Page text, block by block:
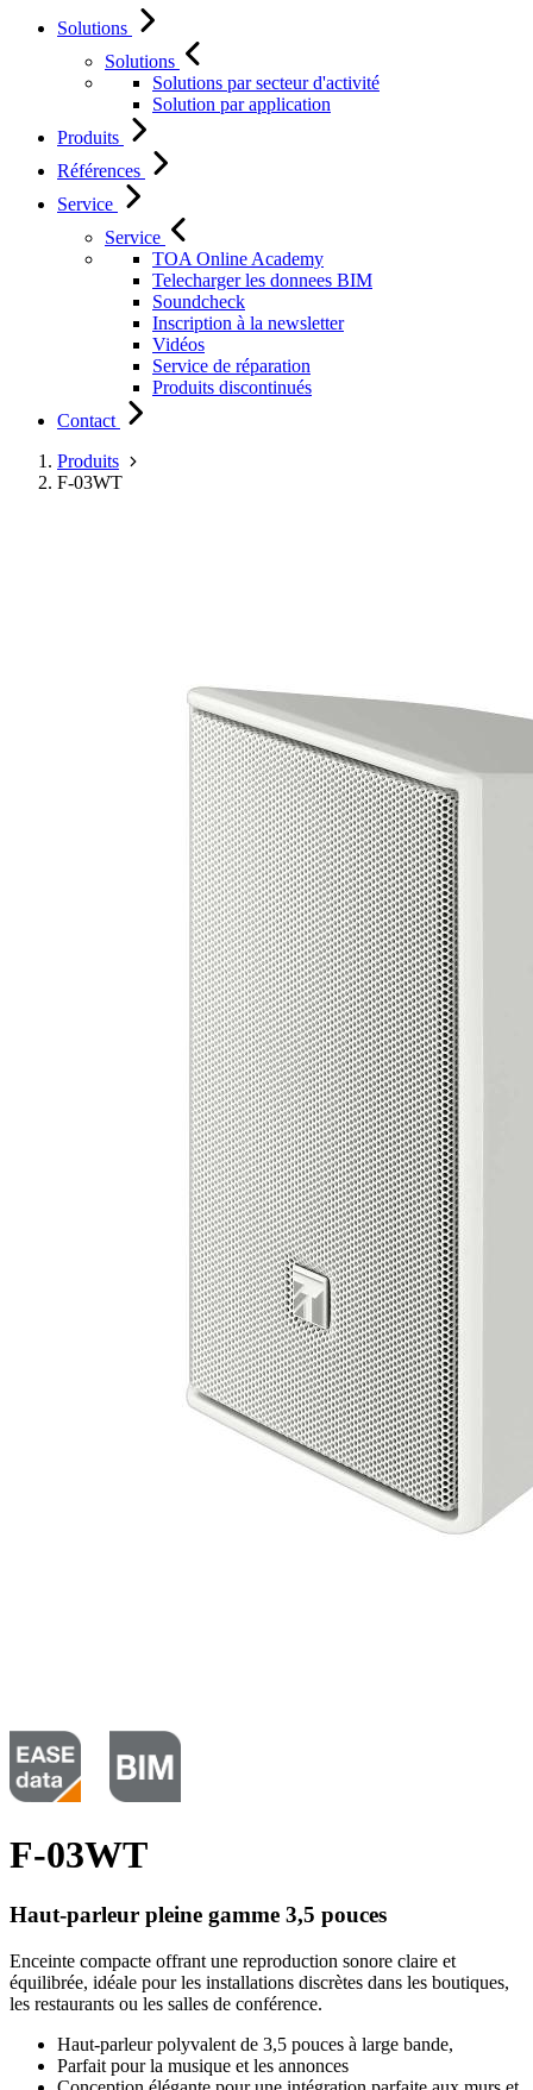
Solutions
Solutions
Solutions par secteur d'activité
Solution par application
Produits
Références
Service
Service
TOA Online Academy
Telecharger les donnees BIM
Soundcheck
Inscription à la newsletter
Vidéos
Service de réparation
Produits discontinués
Contact
Produits
F-03WT
F-03WT
Haut-parleur pleine gamme 3,5 pouces
Enceinte compacte offrant une reproduction sonore claire et
équilibrée, idéale pour les installations discrètes dans les boutiques,
les restaurants ou les salles de conférence.
Haut-parleur polyvalent de 3,5 pouces à large bande,
Parfait pour la musique et les annonces